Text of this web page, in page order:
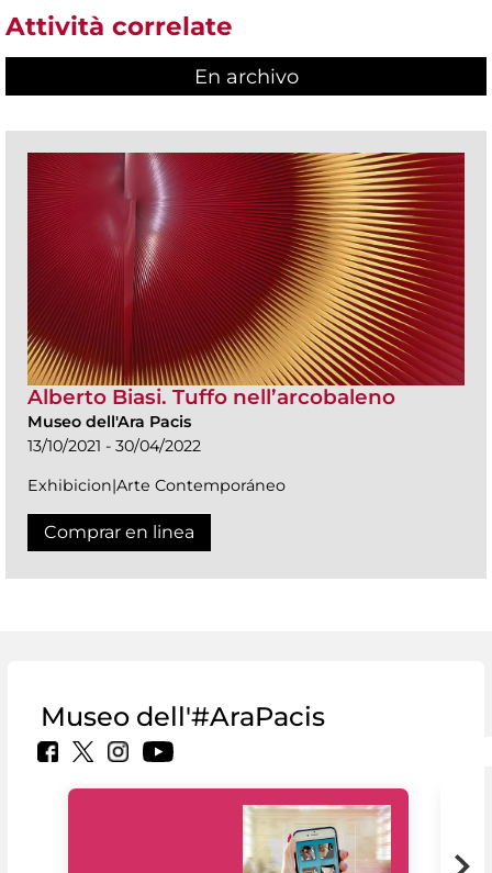
Attività correlate
En archivo
Alberto Biasi. Tuffo nell’arcobaleno
Museo dell'Ara Pacis
13/10/2021 - 30/04/2022
Exhibicion|Arte Contemporáneo
Comprar en linea
Museo dell'#AraPacis